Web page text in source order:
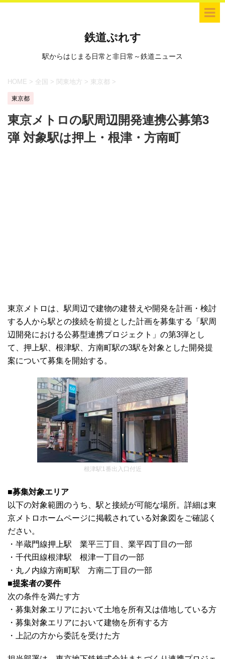
鉄道ぷれす
駅からはじまる日常と非日常～鉄道ニュース
HOME > 全国 > 関東地方 > 東京都 >
東京都
東京メトロの駅周辺開発連携公募第3
弾 対象駅は押上・根津・方南町
東京メトロは、駅周辺で建物の建替えや開発を計画・検討
する人から駅との接続を前提とした計画を募集する「駅周
辺開発における公募型連携プロジェクト」の第3弾とし
て、押上駅、根津駅、方南町駅の3駅を対象とした開発提
案について募集を開始する。
根津駅1番出入口付近
■募集対象エリア
以下の対象範囲のうち、駅と接続が可能な場所。詳細は東
京メトロホームページに掲載されている対象図をご確認く
ださい。
・半蔵門線押上駅 業平三丁目、業平四丁目の一部
・千代田線根津駅 根津一丁目の一部
・丸ノ内線方南町駅 方南二丁目の一部
■提案者の要件
次の条件を満たす方
・募集対象エリアにおいて土地を所有又は借地している方
・募集対象エリアにおいて建物を所有する方
・上記の方から委託を受けた方